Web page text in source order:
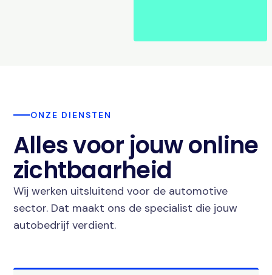
ONZE DIENSTEN
Alles voor jouw online
zichtbaarheid
Wij werken uitsluitend voor de automotive
sector. Dat maakt ons de specialist die jouw
autobedrijf verdient.